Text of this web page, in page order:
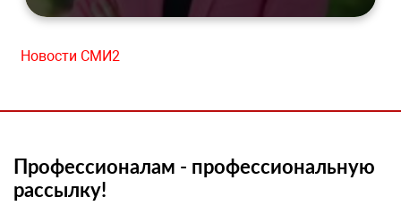
Новости СМИ2
Профессионалам - профессиональную
рассылку!